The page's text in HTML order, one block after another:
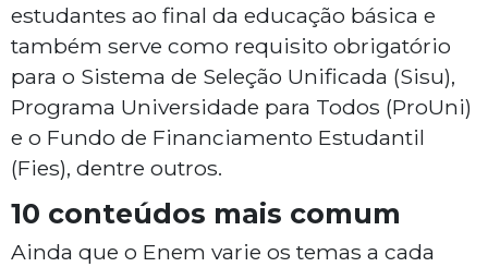
estudantes ao final da educação básica e
também serve como requisito obrigatório
para o Sistema de Seleção Unificada (Sisu),
Programa Universidade para Todos (ProUni)
e o Fundo de Financiamento Estudantil
(Fies), dentre outros.
10 conteúdos mais comum
Ainda que o Enem varie os temas a cada